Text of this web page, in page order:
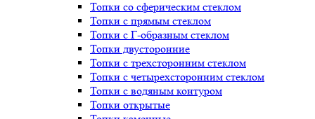
Топки со сферическим стеклом
Топки с прямым стеклом
Топки с Г-образным стеклом
Топки двусторонние
Топки с трехсторонним стеклом
Топки с четырехсторонним стеклом
Топки с водяным контуром
Топки открытые